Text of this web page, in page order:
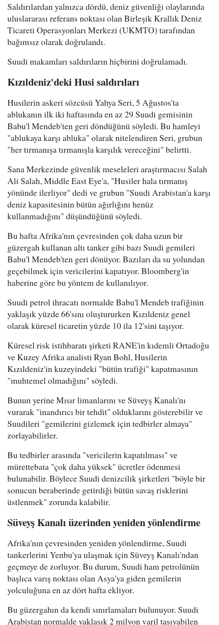
Saldırılardan yalnızca dördü, deniz güvenliği olaylarında
uluslararası referans noktası olan Birleşik Krallık Deniz
Ticareti Operasyonları Merkezi (UKMTO) tarafından
bağımsız olarak doğrulandı.
Suudi makamları saldırıların hiçbirini doğrulamadı.
Kızıldeniz'deki Husi saldırıları
Husilerin askeri sözcüsü Yahya Seri, 5 Ağustos'ta
ablukanın ilk iki haftasında en az 29 Suudi gemisinin
Babu'l Mendeb'ten geri döndüğünü söyledi. Bu hamleyi
"ablukaya karşı abluka" olarak nitelendiren Seri, grubun
"her tırmanışa tırmanışla karşılık vereceğini" belirtti.
Sana Merkezinde güvenlik meseleleri araştırmacısı Salah
Ali Salah, Middle East Eye'a, "Husiler hala tırmanış
yönünde ilerliyor" dedi ve grubun "Suudi Arabistan'a karşı
deniz kapasitesinin bütün ağırlığını henüz
kullanmadığını" düşündüğünü söyledi.
Bu hafta Afrika'nın çevresinden çok daha uzun bir
güzergah kullanan altı tanker gibi bazı Suudi gemileri
Babu'l Mendeb'ten geri dönüyor. Bazıları da su yolundan
geçebilmek için vericilerini kapatıyor. Bloomberg'in
haberine göre bu yöntem de kullanılıyor.
Suudi petrol ihracatı normalde Babu'l Mendeb trafiğinin
yaklaşık yüzde 66'sını oluştururken Kızıldeniz genel
olarak küresel ticaretin yüzde 10 ila 12'sini taşıyor.
Küresel risk istihbaratı şirketi RANE'in kıdemli Ortadoğu
ve Kuzey Afrika analisti Ryan Bohl, Husilerin
Kızıldeniz'in kuzeyindeki "bütün trafiği" kapatmasının
"muhtemel olmadığını" söyledi.
Bunun yerine Mısır limanlarını ve Süveyş Kanalı'nı
vurarak "inandırıcı bir tehdit" olduklarını gösterebilir ve
Suudileri "gemilerini gizlemek için tedbirler almaya"
zorlayabilirler.
Bu tedbirler arasında "vericilerin kapatılması" ve
mürettebata "çok daha yüksek" ücretler ödenmesi
bulunabilir. Böylece Suudi denizcilik şirketleri "böyle bir
sonucun beraberinde getirdiği bütün savaş risklerini
üstlenmek" zorunda kalabilir.
Süveyş Kanalı üzerinden yeniden yönlendirme
Afrika'nın çevresinden yeniden yönlendirme, Suudi
tankerlerini Yenbu'ya ulaşmak için Süveyş Kanalı'ndan
geçmeye de zorluyor. Bu durum, Suudi ham petrolünün
başlıca varış noktası olan Asya'ya giden gemilerin
yolculuğuna en az dört hafta ekliyor.
Bu güzergahın da kendi sınırlamaları bulunuyor. Suudi
Arabistan normalde yaklaşık 2 milyon varil taşıyabilen